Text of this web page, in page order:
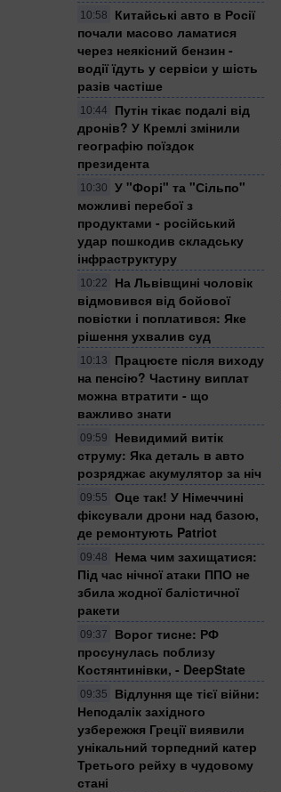
10:58
Китайські авто в Росії
почали масово ламатися
через неякісний бензин -
водії їдуть у сервіси у шість
разів частіше
10:44
Путін тікає подалі від
дронів? У Кремлі змінили
географію поїздок
президента
10:30
У "Форі" та "Сільпо"
можливі перебої з
продуктами - російський
удар пошкодив складську
інфраструктуру
10:22
На Львівщині чоловік
відмовився від бойової
повістки і поплатився: Яке
рішення ухвалив суд
10:13
Працюєте після виходу
на пенсію? Частину виплат
можна втратити - що
важливо знати
09:59
Невидимий витік
струму: Яка деталь в авто
розряджає акумулятор за ніч
09:55
Оце так! У Німеччині
фіксували дрони над базою,
де ремонтують Patriot
09:48
Нема чим захищатися:
Під час нічної атаки ППО не
збила жодної балістичної
ракети
09:37
Ворог тисне: РФ
просунулась поблизу
Костянтинівки, - DeepState
09:35
Відлуння ще тієї війни:
Неподалік західного
узбережжя Греції виявили
унікальний торпедний катер
Третього рейху в чудовому
стані